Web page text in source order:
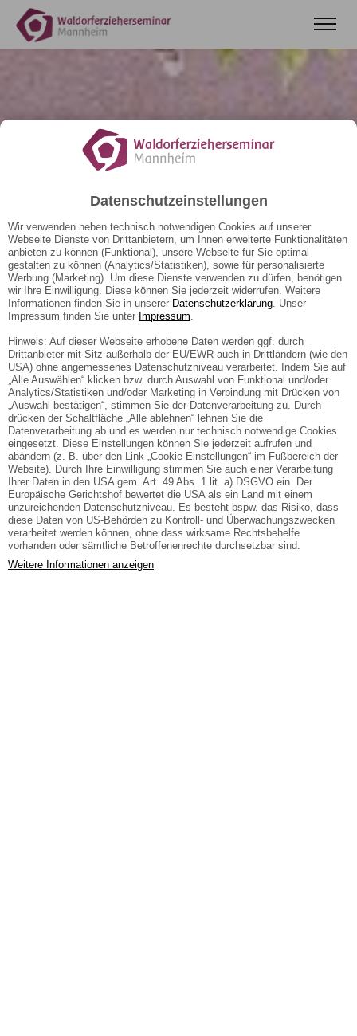
Datenschutzeinstellungen
Wir verwenden neben technisch notwendigen Cookies auf unserer
Webseite Dienste von Drittanbietern, um Ihnen erweiterte Funktionalitäten
anbieten zu können (Funktional), unsere Webseite für Sie optimal
gestalten zu können (Analytics/Statistiken), sowie für personalisierte
Werbung (Marketing) .Um diese Dienste verwenden zu dürfen, benötigen
wir Ihre Einwilligung. Diese können Sie jederzeit widerrufen. Weitere
Informationen finden Sie in unserer Datenschutzerklärung. Unser
Impressum finden Sie unter Impressum.
Hinweis: Auf dieser Webseite erhobene Daten werden ggf. durch
Drittanbieter mit Sitz außerhalb der EU/EWR auch in Drittländern (wie den
USA) ohne angemessenes Datenschutzniveau verarbeitet. Indem Sie auf
„Alle Auswählen“ klicken bzw. durch Auswahl von Funktional und/oder
Analytics/Statistiken und/oder Marketing in Verbindung mit Drücken von
„Auswahl bestätigen“, stimmen Sie der Datenverarbeitung zu. Durch
drücken der Schaltfläche „Alle ablehnen“ lehnen Sie die
Datenverarbeitung ab und es werden nur technisch notwendige Cookies
eingesetzt. Diese Einstellungen können Sie jederzeit aufrufen und
abändern (z. B. über den Link „Cookie-Einstellungen“ im Fußbereich der
Website). Durch Ihre Einwilligung stimmen Sie auch einer Verarbeitung
Ihrer Daten in den USA gem. Art. 49 Abs. 1 lit. a) DSGVO ein. Der
Europäische Gerichtshof bewertet die USA als ein Land mit einem
unzureichenden Datenschutzniveau. Es besteht bspw. das Risiko, dass
diese Daten von US-Behörden zu Kontroll- und Überwachungszwecken
verarbeitet werden können, ohne dass wirksame Rechtsbehelfe
vorhanden oder sämtliche Betroffenenrechte durchsetzbar sind.
Weitere Informationen anzeigen